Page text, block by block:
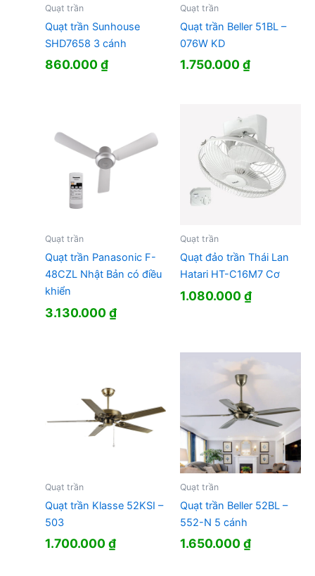
Quạt trần
Quạt trần Sunhouse
SHD7658 3 cánh
860.000₫
Quạt trần
Quạt trần Beller 51BL –
076W KD
1.750.000₫
Quạt trần
Quạt trần Panasonic F-
48CZL Nhật Bản có điều
khiển
3.130.000₫
Quạt trần
Quạt đảo trần Thái Lan
Hatari HT-C16M7 Cơ
1.080.000₫
Quạt trần
Quạt trần Klasse 52KSI –
503
1.700.000₫
Quạt trần
Quạt trần Beller 52BL –
552-N 5 cánh
1.650.000₫